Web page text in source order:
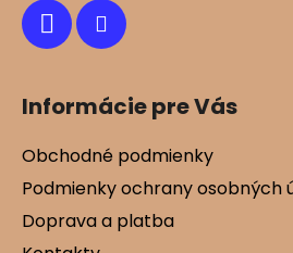
Informácie pre Vás
Obchodné podmienky
Podmienky ochrany osobných
Doprava a platba